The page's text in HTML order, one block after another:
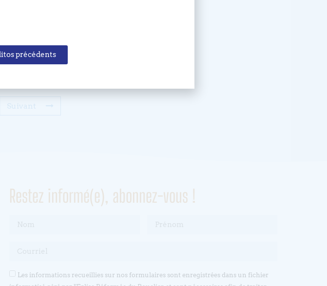
Suivant
Restez informé(e), abonnez-vous !
Les informations recueillies sur nos formulaires sont enregistrées dans un fichier
précédents